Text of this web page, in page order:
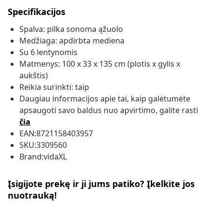
Specifikacijos
Spalva: pilka sonoma ąžuolo
Medžiaga: apdirbta mediena
Su 6 lentynomis
Matmenys: 100 x 33 x 135 cm (plotis x gylis x
aukštis)
Reikia surinkti: taip
Daugiau informacijos apie tai, kaip galėtumėte
apsaugoti savo baldus nuo apvirtimo, galite rasti
čia
EAN:8721158403957
SKU:3309560
Brand:vidaXL
Įsigijote prekę ir ji jums patiko? Įkelkite jos
nuotrauką!